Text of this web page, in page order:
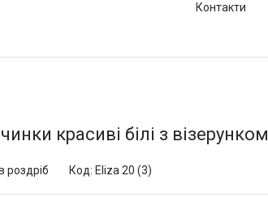
Контакти
красиві білі з
роздріб Код: Eliza 20 (3)